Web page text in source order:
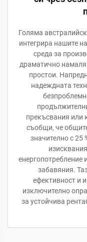
Голяма
интегрира нашите
среда за
драматично
простои.
надеждната
прекъсвания или
съобщи, че
значително с 25
енергопотребление
забавяния.
ефективност и
изключително
за устойчива